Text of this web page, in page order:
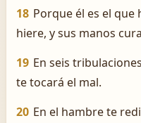
18 Porque él es el que
hiere, y sus manos
19 En seis
te tocará el mal.
20 En el hambre te